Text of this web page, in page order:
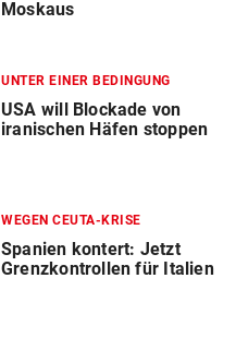
Moskaus
UNTER EINER BEDINGUNG
USA will Blockade von
iranischen Häfen stoppen
WEGEN CEUTA-KRISE
Spanien kontert: Jetzt
Grenzkontrollen für Italien